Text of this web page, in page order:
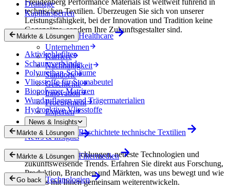
Freudenberg Performance Materials ist weltweit führend in
technischen Textilien. Überzeugen Sie sich von unserer
Leistungsfähigkeit, bei der Innovation und Tradition keine
Gegensätze, sondern Ihre Zukunftsgestalter sind.
Unternehmen
Karriere
Nachhaltigkeit
Standorte
Geschichte
Innovation
Procurement
Experten
News & Insights
News & Insights
Innovative Entwicklungen, neueste Technologien und
zukunftsweisende Trends. Erfahren Sie direkt aus Forschung,
Produktion, Branchen und Märkten, was uns bewegt und wie
wir uns mit Ihnen gemeinsam weiterentwickeln.
Drainage
Kapillarsperren
Märkte & Lösungen Healthcare
Aktivkohlefilter
Schaumverbände
Polyurethan-Schäume
Vliesstoffe für Stomabeutel
Biopolymer-Matrizen
Wundauflagen und Trägermaterialien
Hydroaktive Vliesstoffe
Märkte & Lösungen Beschichtete technische Textilien
Märkte & Lösungen Filtermedien
Go back Technologien